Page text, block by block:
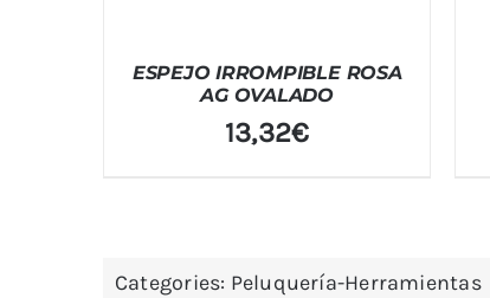
ESPEJO IRROMPIBLE ROSA
AG OVALADO
13,32€
Categories: Peluquería-Herramientas